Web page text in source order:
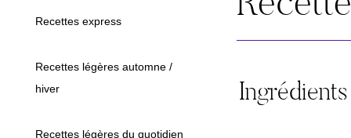
Recettes express
Recettes légères automne /
hiver
Recettes légères du quotidien
Ingrédients